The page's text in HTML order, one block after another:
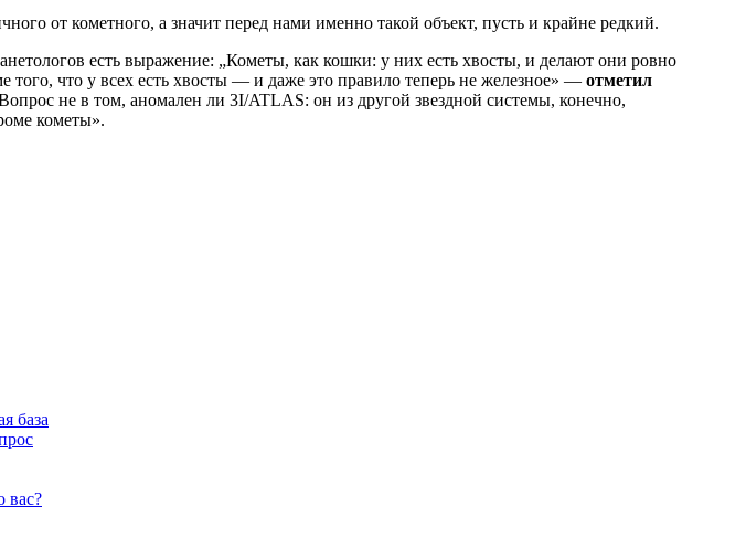
от кометного, а значит перед нами именно такой объект, пусть и крайне редкий.
есть выражение: „Кометы, как кошки: у них есть хвосты, и делают они ровно
что у всех есть хвосты — и даже это правило теперь не железное» — отметил
не в том, аномален ли 3I/ATLAS: он из другой звездной системы, конечно,
кометы».
база
вас?